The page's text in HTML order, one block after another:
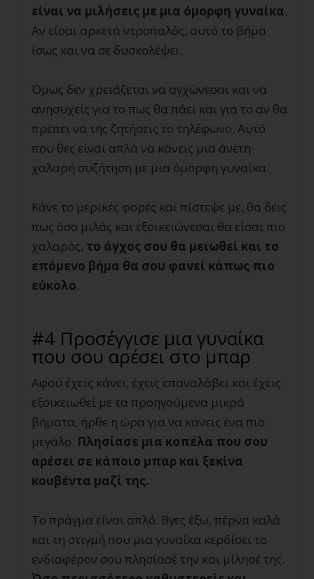
είναι να μιλήσεις με μια όμορφη γυναίκα.
Αν είσαι αρκετά ντροπαλός, αυτό το βήμα
ίσως και να σε δυσκολέψει.
Όμως δεν χρειάζεται να αγχώνεσαι και να
ανησυχείς για το πως θα πάει και για το αν θα
πρέπει να της ζητήσεις το τηλέφωνο. Αυτό
που θες είναι απλά να κάνεις μια άνετη
χαλαρή συζήτηση με μια όμορφη γυναίκα.
Κάνε το μερικές φορές και πίστεψε με, θα δεις
πως όσο μιλάς και εξοικειώνεσαι θα είσαι πιο
χαλαρός, το άγχος σου θα μειωθεί και το
επόμενο βήμα θα σου φανεί κάπως πιο
εύκολο.
#4 Προσέγγισε μια γυναίκα
που σου αρέσει στο μπαρ
Αφού έχεις κάνει, έχεις επαναλάβει και έχεις
εξοικειωθεί με τα προηγούμενα μικρά
βήματα, ήρθε η ώρα για να κάνεις ένα πιο
μεγάλο. Πλησίασε μια κοπέλα που σου
αρέσει σε κάποιο μπαρ και ξεκίνα
κουβέντα μαζί της.
Το πράγμα είναι απλό. Βγες έξω, πέρνα καλά
και τη στιγμή που μια γυναίκα κερδίσει το
ενδιαφέρον σου πλησίασέ την και μίλησέ της.